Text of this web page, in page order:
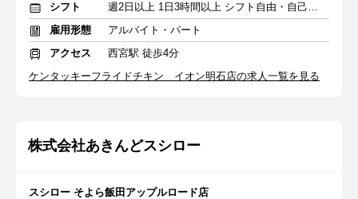
シフト
週2日以上 1日3時間以上 シフト自由・自己申告
雇用形態
アルバイト・パート
アクセス
西宮駅 徒歩4分
ケンタッキーフライドチキン イオン明石店の求人一覧を見る
株式会社あきんどスシロー
スシロー そよら飯田アップルロード店